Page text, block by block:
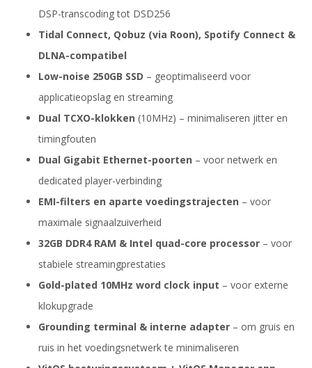
DSP-transcoding tot DSD256
Tidal Connect, Qobuz (via Roon), Spotify Connect &
DLNA-compatibel
Low-noise 250GB SSD – geoptimaliseerd voor
applicatieopslag en streaming
Dual TCXO-klokken (10MHz) – minimaliseren jitter en
timingfouten
Dual Gigabit Ethernet-poorten – voor netwerk en
dedicated player-verbinding
EMI-filters en aparte voedingstrajecten – voor
maximale signaalzuiverheid
32GB DDR4 RAM & Intel quad-core processor – voor
stabiele streamingprestaties
Gold-plated 10MHz word clock input – voor externe
klokupgrade
Grounding terminal & interne adapter – om gruis en
ruis in het voedingsnetwerk te minimaliseren